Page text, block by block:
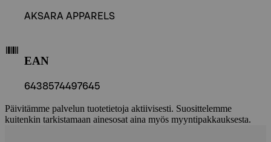
AKSARA APPARELS
EAN
6438574497645
Päivitämme palvelun tuotetietoja aktiivisesti. Suosittelemme
kuitenkin tarkistamaan ainesosat aina myös myyntipakkauksesta.